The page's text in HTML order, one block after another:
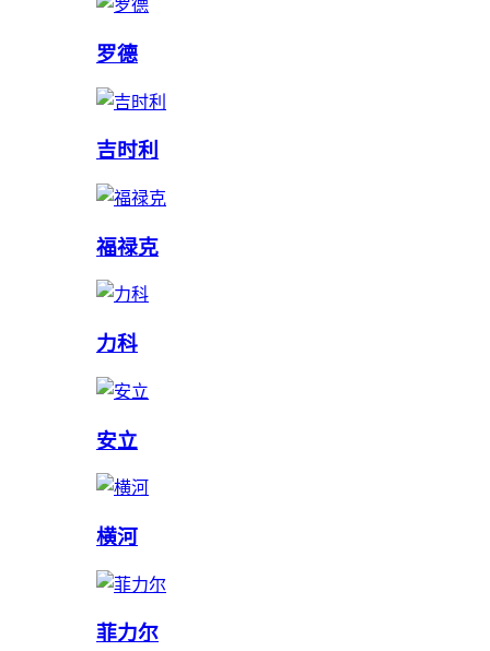
罗德
吉时利
福禄克
力科
安立
横河
菲力尔